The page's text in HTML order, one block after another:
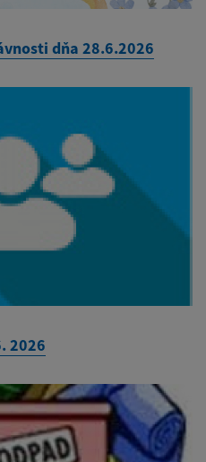
dňa 28.6.2026
2026